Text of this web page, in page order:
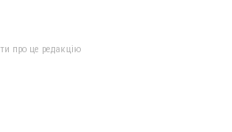
про це редакцію